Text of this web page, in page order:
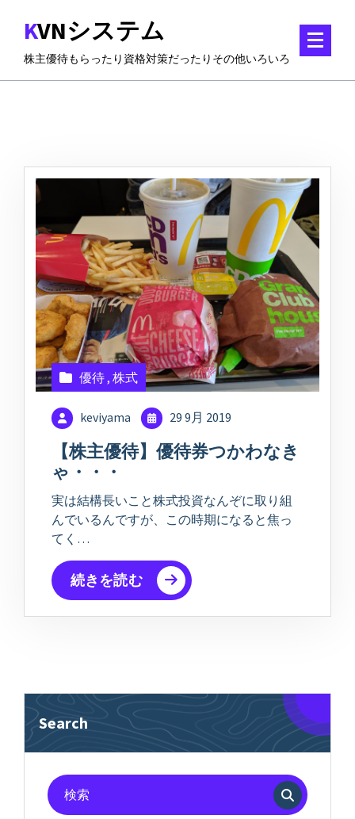
ツ
KVNシステム
株主優待もらったり資格対策だったりその他いろいろ
優待, 株式
keviyama 29 9月 2019
【株主優待】優待券つかわなき
ゃ・・・
実は結構長いこと株式投資なんぞに取り組
んでいるんですが、この時期になると焦っ
てく…
続きを読む
Search
検
索